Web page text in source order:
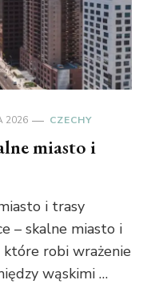
2026 CZECHY
miasto i
i trasy
– skalne miasto i
które robi wrażenie
wąskimi …